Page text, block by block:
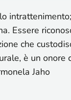
Essere
che
è un onore
Jaho